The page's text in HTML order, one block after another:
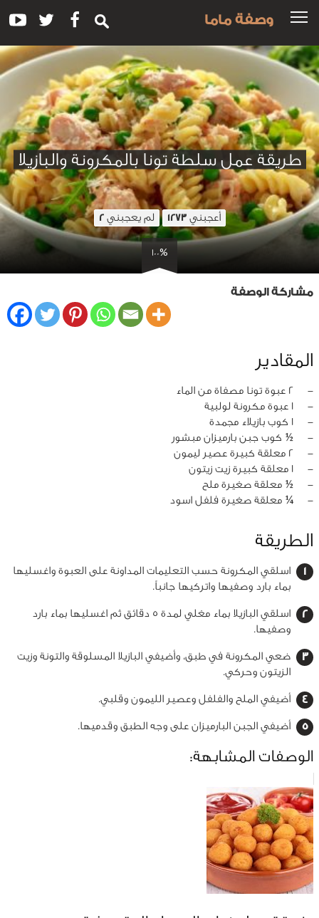
وصفة ماما
طريقة عمل سلطة تونا بالمكرونة والبازيلا
أعجبني1273 لم يعجبني2
100%
مشاركة الوصفة
المقادير
‏-
2 عبوة تونا مصفاة من الماء
‏-
1 عبوة مكرونة لولبية
‏-
1 كوب بازيلاء مجمدة
‏-
½ كوب جبن بارميزان مبشور
‏-
2 معلقة كبيرة عصير ليمون
‏-
1 معلقة كبيرة زيت زيتون
‏-
½ معلقة صغيرة ملح
‏-
¼ معلقة صغيرة فلفل اسود
الطريقة
اسلقي المكرونة حسب التعليمات المداونة على العبوة واغسليها
بماء بارد وصفيها واتركيها جانباً.
اسلقي البازيلا بماء مغلي لمدة 5 دقائق ثم اغسليها بماء بارد
وصفيها.
ضعي المكرونة في طبق، وأضيفي البازيلا المسلوقة والتونة وزيت
الزيتون وحركي.
أضيفي الملح والفلفل وعصير الليمون وقلبي.
أضيفي الجبن البارميزان على وجه الطبق وقدميها.
الوصفات المشابهة: